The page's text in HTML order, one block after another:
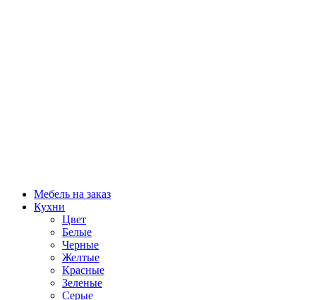
Мебель на заказ
Кухни
Цвет
Белые
Черные
Желтые
Красные
Зеленые
Серые